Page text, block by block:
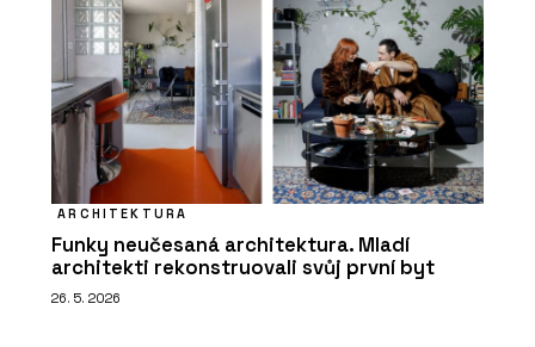
ARCHITEKTURA
Funky neučesaná architektura. Mladí
architekti rekonstruovali svůj první byt
26. 5. 2026